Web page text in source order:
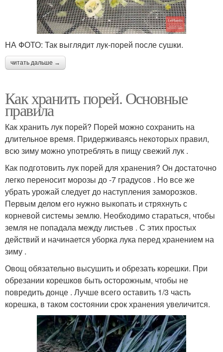
НА ФОТО: Так выглядит лук-порей после сушки.
читать дальше →
Как хранить порей. Основные
правила
Как хранить лук порей? Порей можно сохранить на
длительное время. Придерживаясь некоторых правил,
всю зиму можно употреблять в пищу свежий лук .
Как подготовить лук порей для хранения? Он достаточно
легко переносит морозы до -7 градусов . Но все же
убрать урожай следует до наступления заморозков.
Первым делом его нужно выкопать и стряхнуть с
корневой системы землю. Необходимо стараться, чтобы
земля не попадала между листьев . С этих простых
действий и начинается уборка лука перед хранением на
зиму .
Овощ обязательно высушить и обрезать корешки. При
обрезании корешков быть осторожным, чтобы не
повредить донце . Лучше всего оставить 1/3 часть
корешка, в таком состоянии срок хранения увеличится.